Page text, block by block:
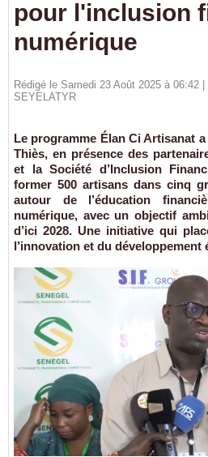
pour l'inclusion
numérique
Rédigé le Samedi 23 Août 2025 à 06:42
SEYELATYR
Le programme Élan Ci Artisanat
Thiès, en présence des
et la Société d’Inclusion
former 500 artisans dans cinq
autour de l’éducation
numérique, avec un objectif
d’ici 2028. Une initiative qui
l’innovation et du développement